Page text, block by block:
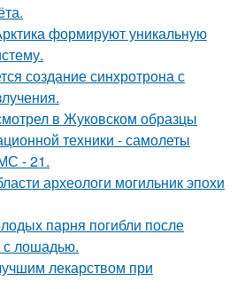
формируют уникальную
создание синхротрона с
в Жуковском образцы
техники - самолеты
- 21.
археологи могильник эпохи
парня погибли после
лошадью.
лекарством при